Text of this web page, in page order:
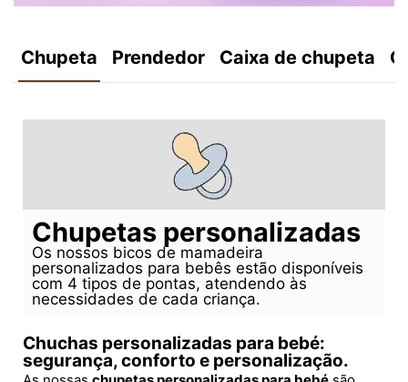
Chupeta Prendedor Caixa de chupeta
Chupetas personalizadas
Os nossos bicos de mamadeira
personalizados para bebês estão disponíveis
com 4 tipos de pontas, atendendo às
necessidades de cada criança.
Chuchas personalizadas para bebé:
segurança, conforto e personalização.